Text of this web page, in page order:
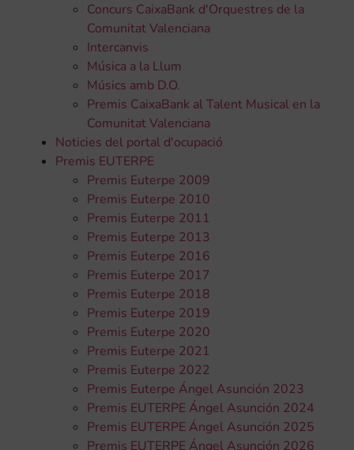
Concurs CaixaBank d'Orquestres de la
Comunitat Valenciana
Intercanvis
Música a la Llum
Músics amb D.O.
Premis CaixaBank al Talent Musical en la
Comunitat Valenciana
Noticies del portal d'ocupació
Premis EUTERPE
Premis Euterpe 2009
Premis Euterpe 2010
Premis Euterpe 2011
Premis Euterpe 2013
Premis Euterpe 2016
Premis Euterpe 2017
Premis Euterpe 2018
Premis Euterpe 2019
Premis Euterpe 2020
Premis Euterpe 2021
Premis Euterpe 2022
Premis Euterpe Ángel Asunción 2023
Premis EUTERPE Ángel Asunción 2024
Premis EUTERPE Ángel Asunción 2025
Premis EUTERPE Ángel Asunción 2026